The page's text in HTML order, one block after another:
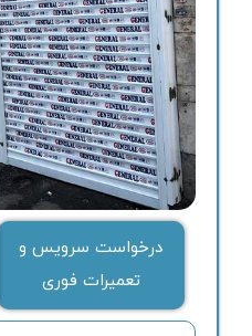
درخواست سرویس و
تعمیرات فوری